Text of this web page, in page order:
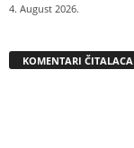
4. August 2026.
KOMENTARI ČITALACA